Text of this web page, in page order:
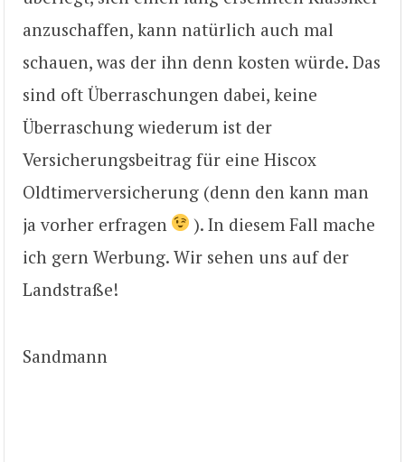
anzuschaffen, kann natürlich auch mal
schauen, was der ihn denn kosten würde. Das
sind oft Überraschungen dabei, keine
Überraschung wiederum ist der
Versicherungsbeitrag für eine Hiscox
Oldtimerversicherung (denn den kann man
ja vorher erfragen
). In diesem Fall mache
ich gern Werbung. Wir sehen uns auf der
Landstraße!
Sandmann